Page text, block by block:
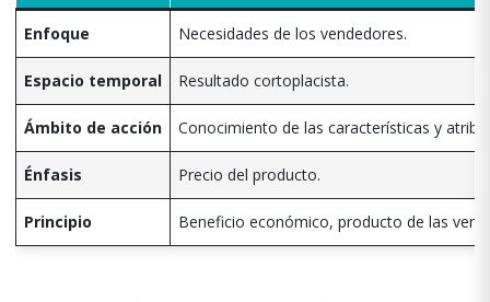
Enfoque Necesidades de los vendedores.
Espacio temporal Resultado cortoplacista.
Ámbito de acción Conocimiento de las características y
Énfasis Precio del producto.
Principio Beneficio económico, producto de las